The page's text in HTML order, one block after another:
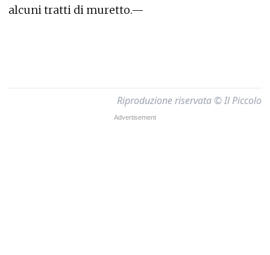
alcuni tratti di muretto.—
Riproduzione riservata © Il Piccolo